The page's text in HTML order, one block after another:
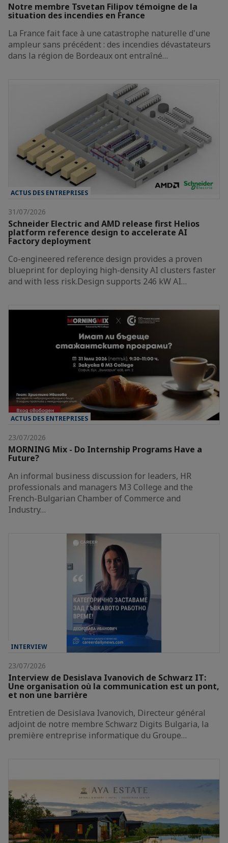
Notre membre Tsvetan Filipov témoigne de la
situation des incendies en France
La France fait face à une catastrophe naturelle d'une
ampleur sans précédent : des incendies dévastateurs
dans la région de Bordeaux ont entraîné…
ACTUS DES ENTREPRISES
31/07/2026
Schneider Electric and AMD release first Helios
platform reference design to accelerate AI
Factory deployment
Co-engineered reference design provides a proven
blueprint for deploying high-density AI clusters faster
and with less risk.Design supports 246 kW AI…
ACTUS DES ENTREPRISES
23/07/2026
MORNING Mix - Do Internship Programs Have a
Future?
An informal business discussion for leaders, HR
professionals and managers M3 College and the
French-Bulgarian Chamber of Commerce and
Industry…
INTERVIEW
23/07/2026
Interview de Desislava Ivanovich de Schwarz IT:
Une organisation où la communication est un pont,
et non une barrière
Entretien de Desislava Ivanovich, Directeur général
adjoint de notre membre Schwarz Digits Bulgaria, la
première entreprise informatique du Groupe…